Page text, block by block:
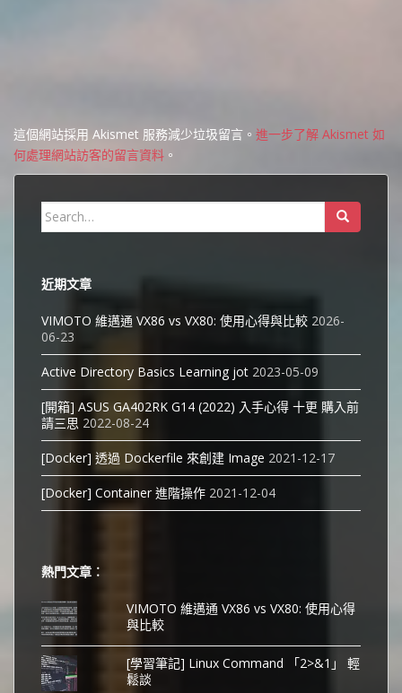
這個網站採用 Akismet 服務減少垃圾留言。 進一步了解 Akismet 如
何處理網站訪客的留言資料 。
Search
for:
近期文章
VIMOTO 維邁通 VX86 vs VX80: 使用心得與比較 2026-
06-23
Active Directory Basics Learning jot 2023-05-09
[開箱] ASUS GA402RK G14 (2022) 入手心得 十更 購入前
請三思 2022-08-24
[Docker] 透過 Dockerfile 來創建 Image 2021-12-17
[Docker] Container 進階操作 2021-12-04
熱門文章︰
VIMOTO 維邁通 VX86 vs VX80: 使用心得
與比較
[學習筆記] Linux Command 「2>&1」 輕
鬆談